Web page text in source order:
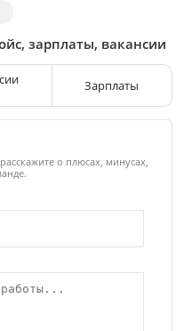
щонайменше один
службі.
кадрів сприяє
серед персоналу.
керівництва компанії
бездоганну репутацію
зарплаты, вакансии
Зарплаты
о плюсах, минусах,